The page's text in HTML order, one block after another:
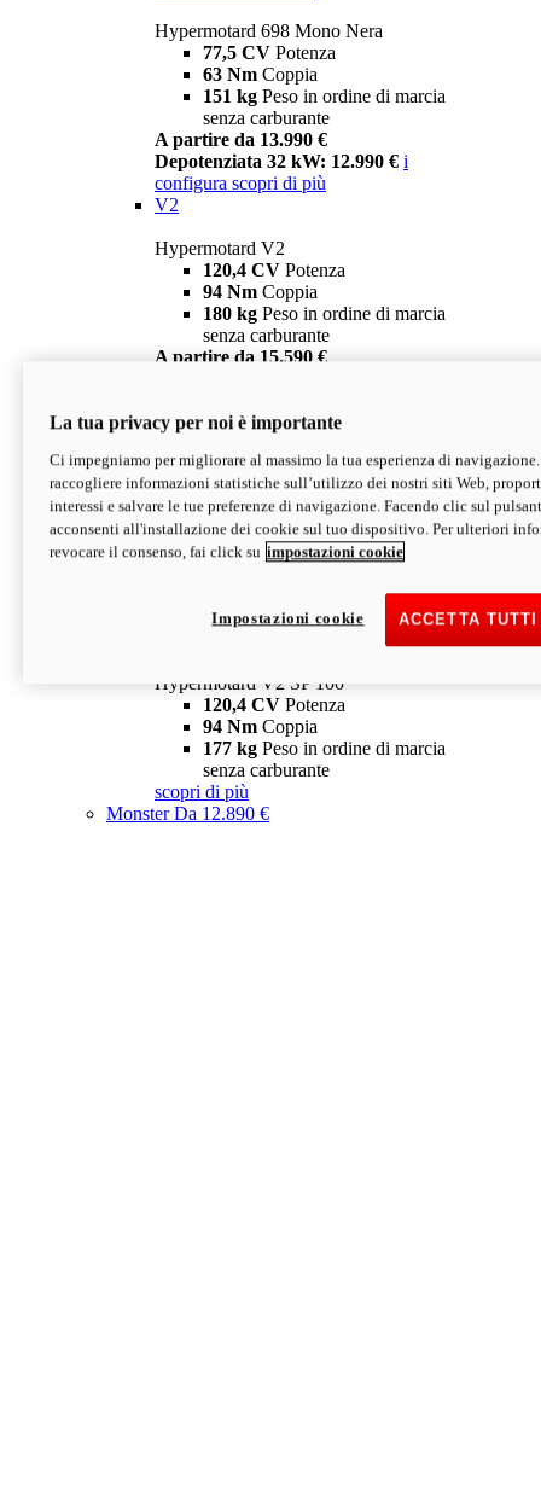
Hypermotard 698 Mono Nera
77,5 CV Potenza
63 Nm Coppia
151 kg Peso in ordine di marcia
senza carburante
A partire da 13.990 €
Depotenziata 32 kW: 12.990 € i
configura scopri di più
V2
Hypermotard V2
120,4 CV Potenza
94 Nm Coppia
180 kg Peso in ordine di marcia
senza carburante
A partire da 15.590 €
V2 SP
Hypermotard V2 SP
120,4 CVPotenza
94 NmCoppia
177 kgPeso in ordine di marcia
senza carburante
Depotenziata 35 kW: 18.890 € i
configura scopri di più
Hypermotard V2 SP 100
120,4 CV Potenza
94 Nm Coppia
177 kg Peso in ordine di marcia
senza carburante
scopri di più
MonsterDa 12.890 €
La tua privacy per noi è importante
Ci impegniamo per migliorare al massimo la tua esperienza di
raccogliere informazioni statistiche sull’utilizzo dei nostri siti Web,
interessi e salvare le tue preferenze di navigazione. Facendo clic sul
acconsenti all'installazione dei cookie sul tuo dispositivo. Per ulteriori
revocare il consenso, fai click su impostazioni cookie
ACCETTA
Impostazioni cookie